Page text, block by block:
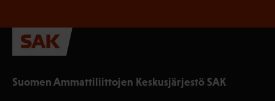
Suomen Ammattiliittojen Keskusjärjestö SAK